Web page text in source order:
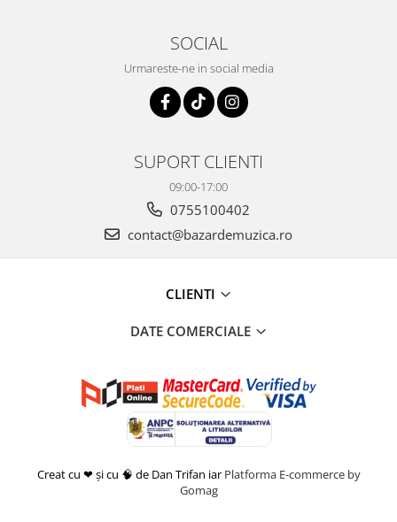
SOCIAL
Urmareste-ne in social media
SUPORT CLIENTI
09:00-17:00
0755100402
contact@bazardemuzica.ro
CLIENTI
DATE COMERCIALE
Creat cu ❤ și cu 🧠 de Dan Trifan iar Platforma E-commerce by
Gomag